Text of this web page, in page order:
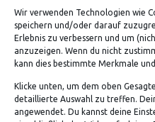
Wir verwenden Technologien wie
speichern und/oder darauf
Erlebnis zu verbessern und um
anzuzeigen. Wenn du nicht
kann dies bestimmte Merkmale
Klicke unten, um dem oben
detaillierte Auswahl zu treffen.
angewendet. Du kannst deine
ADRESSE